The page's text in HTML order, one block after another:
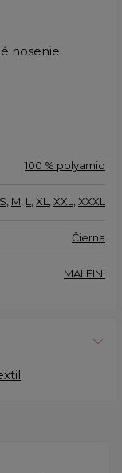
nosenie
100 % polyamid
S M L XL XXL XXXL
Čierna
MALFINI